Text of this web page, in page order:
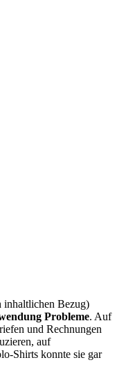
inhaltlichen Bezug)
Probleme. Auf
und Rechnungen
auf
Shirts konnte sie gar